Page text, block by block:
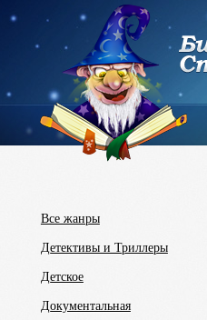
Все жанры
Детективы и Триллеры
Детское
Документальная